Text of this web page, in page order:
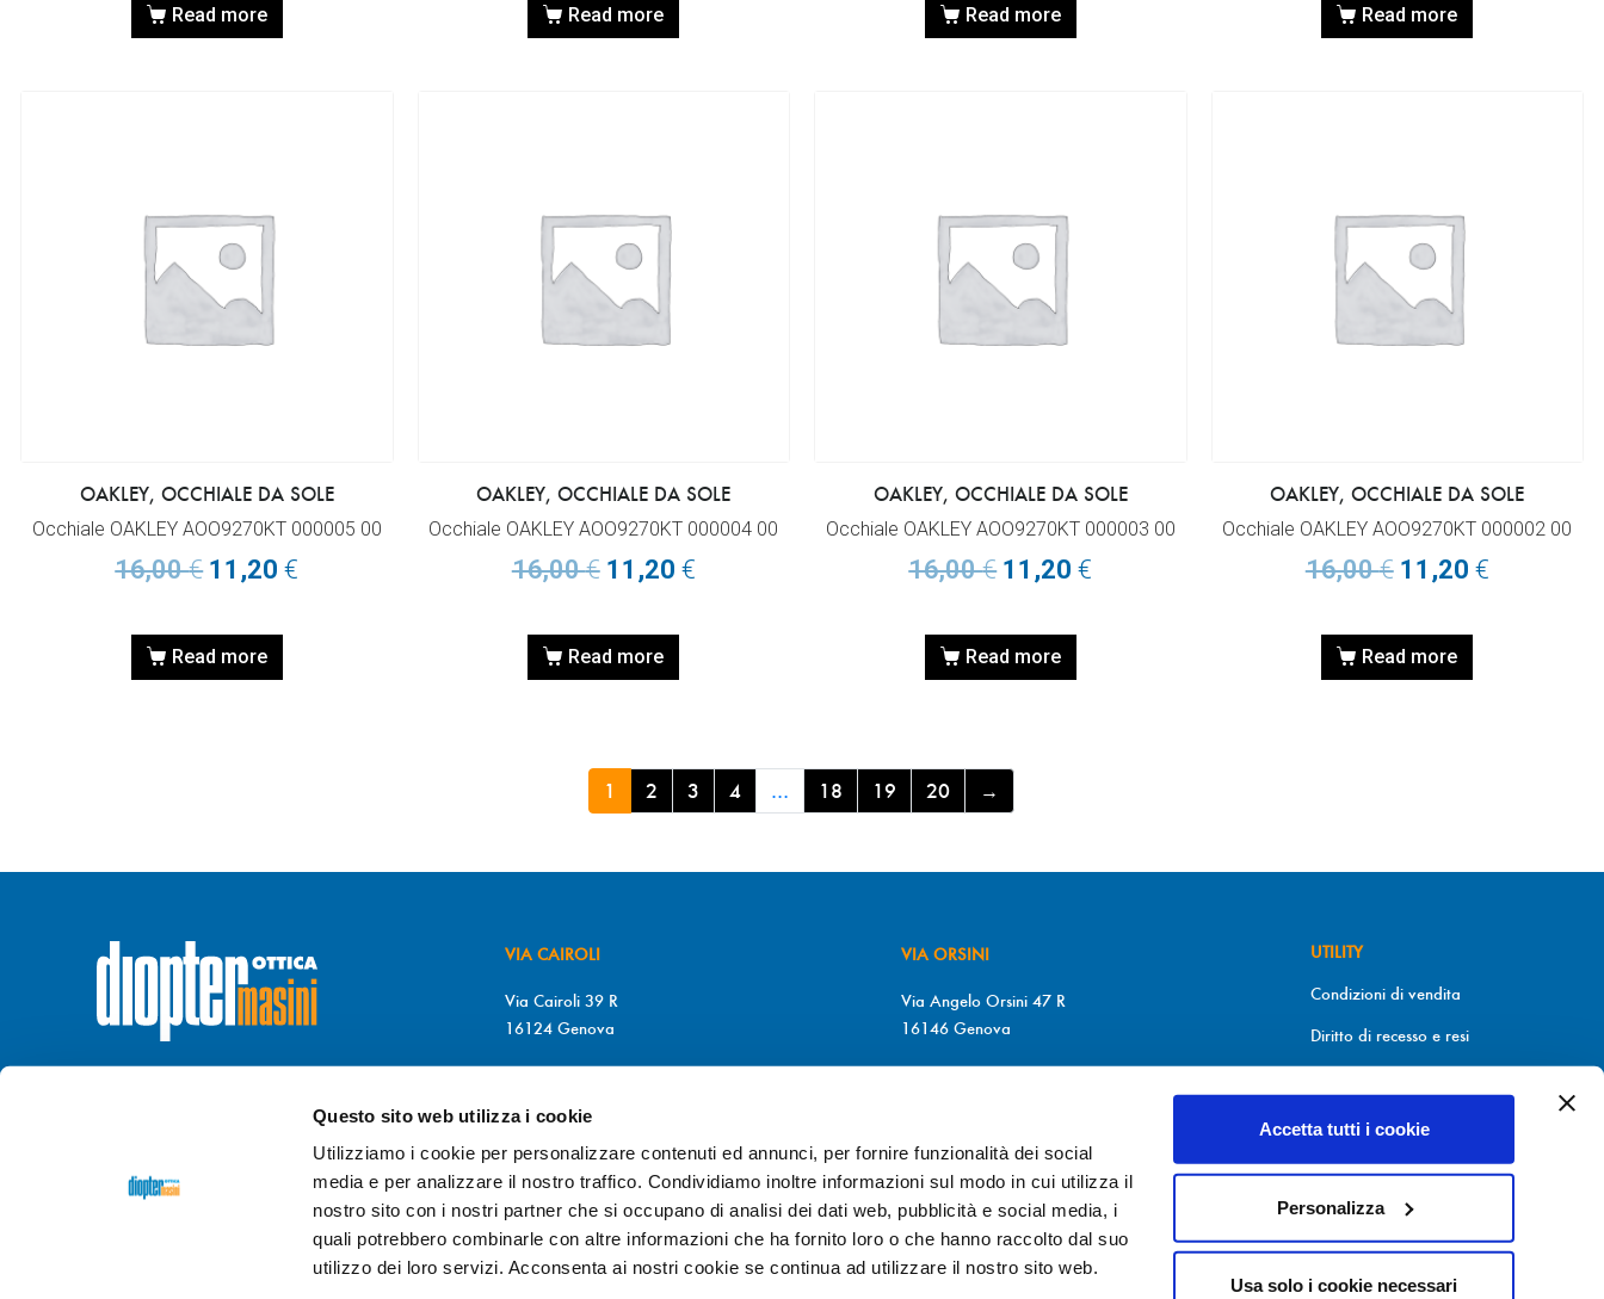
Questo sito web utilizza i cookie
Utilizziamo i cookie per personalizzare contenuti ed annunci, per fornire funzionalità dei social
media e per analizzare il nostro traffico. Condividiamo inoltre informazioni sul modo in cui utilizza il
nostro sito con i nostri partner che si occupano di analisi dei dati web, pubblicità e social media, i
quali potrebbero combinarle con altre informazioni che ha fornito loro o che hanno raccolto dal suo
utilizzo dei loro servizi. Acconsenta ai nostri cookie se continua ad utilizzare il nostro sito web.
Accetta tutti i cookie
Personalizza
Usa solo i cookie necessari
Read more Read more Read more Read more
OAKLEY, OCCHIALE DA SOLE
Occhiale OAKLEY AOO9270KT 000005 00
16,00€ 11,20€
Read more
OAKLEY, OCCHIALE DA SOLE
Occhiale OAKLEY AOO9270KT 000004 00
16,00€ 11,20 €
Read more
OAKLEY, OCCHIALE DA SOLE
Occhiale OAKLEY AOO9270KT 000003 00
16,00€ 11,20€
Read more
OAKLEY, OCCHIALE DA SOLE
Occhiale OAKLEY AOO9270KT 000002 00
16,00€ 11,20 €
Read more
1 2 3 4 … 18 19 20 →
VIA CAIROLI
Via Cairoli 39 R
16124 Genova
da MARTEDÌ a SABATO
9.00/12.30 – 15.30/19.30
GIOVEDÌ
9.00/19.30
info@otticadiopter.com
VIA ORSINI
Via Angelo Orsini 47 R
16146 Genova
Da LUNEDÌ a GIOVEDÌ
9.00/12.30 – 15.30/19.30
VENERDÌ
9.00/19.30
info@otticadiopter.com
UTILITY
Condizioni di vendita
Diritto di recesso e resi
Informativa sui cookies
Informativa sulla Privacy